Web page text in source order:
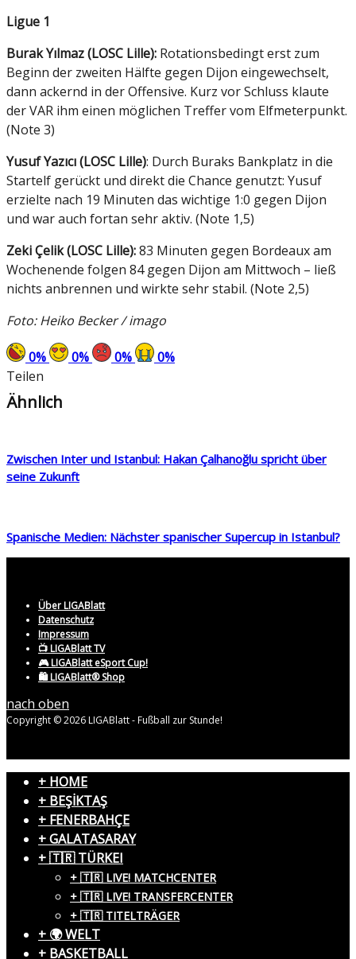
Ligue 1
Burak Yılmaz (LOSC Lille): Rotationsbedingt erst zum
Beginn der zweiten Hälfte gegen Dijon eingewechselt,
dann ackernd in der Offensive. Kurz vor Schluss klaute
der VAR ihm einen möglichen Treffer vom Elfmeterpunkt.
(Note 3)
Yusuf Yazıcı (LOSC Lille): Durch Buraks Bankplatz in die
Startelf gerückt und direkt die Chance genutzt: Yusuf
erzielte nach 19 Minuten das wichtige 1:0 gegen Dijon
und war auch fortan sehr aktiv. (Note 1,5)
Zeki Çelik (LOSC Lille):83 Minuten gegen Bordeaux am
Wochenende folgen 84 gegen Dijon am Mittwoch – ließ
nichts anbrennen und wirkte sehr stabil. (Note 2,5)
Foto: Heiko Becker / imago
0% 0% 0% 0%
Teilen
Ähnlich
Zwischen Inter und Istanbul: Hakan Çalhanoğlu spricht über
seine Zukunft
Spanische Medien: Nächster spanischer Supercup in Istanbul?
Über LIGABlatt
Datenschutz
Impressum
📺 LIGABlatt TV
🎮 LIGABlatt eSport Cup!
🛍️ LIGABlatt® Shop
nach oben
Copyright © 2026 LIGABlatt - Fußball zur Stunde!
+ HOME
+ BEŞİKTAŞ
+ FENERBAHÇE
+ GALATASARAY
+ 🇹🇷 TÜRKEI
+ 🇹🇷 LIVE! MATCHCENTER
+ 🇹🇷 LIVE! TRANSFERCENTER
+ 🇹🇷 TITELTRÄGER
+ 🌍 WELT
+ BASKETBALL